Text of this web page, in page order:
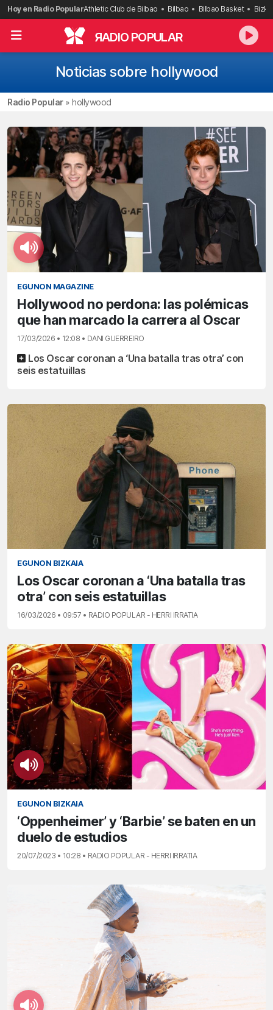
Saltar
al
contenido
Hoy en Radio PopularAthletic Club de Bilbao Bilbao Bilbao Basket
RADIO POPULAR
Noticias sobre hollywood
Radio Popular» hollywood
EGUNON MAGAZINE
Hollywood no perdona: las polémicas
que han marcado la carrera al Oscar
17/03/2026 • 12:08 • DANI GUERREIRO
Los Oscar coronan a ‘Una batalla tras otra’ con
seis estatuillas
EGUNON BIZKAIA
Los Oscar coronan a ‘Una batalla tras
otra’ con seis estatuillas
16/03/2026 • 09:57 • RADIO POPULAR - HERRI IRRATIA
EGUNON BIZKAIA
‘Oppenheimer’ y ‘Barbie’ se baten en un
duelo de estudios
20/07/2023 • 10:28 • RADIO POPULAR - HERRI IRRATIA